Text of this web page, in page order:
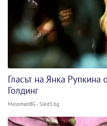
Гласът на Янка Рупкина
Голдинг
MelomanBG - Sled5.bg